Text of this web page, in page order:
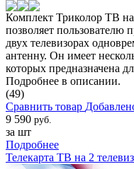
Комплект Триколор ТВ
позволяет пользователю
двух телевизорах
антенну. Он имеет
которых предназначена
Подробнее в описании.
(49)
Сравнить товар
9 590 руб.
за шт
Подробнее
Телекарта ТВ на 2